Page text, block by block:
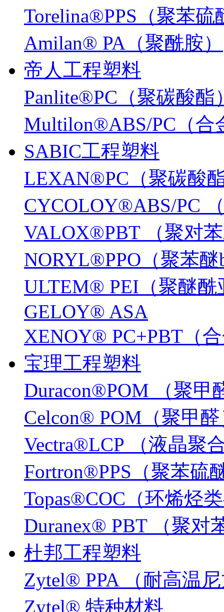
Torelina®PPS（聚苯硫
Amilan® PA（聚酰胺）
帝人工程塑料
Panlite®PC（聚碳酸酯
Multilon®ABS/PC（合
SABIC工程塑料
LEXAN®PC（聚碳酸
CYCOLOY®ABS/PC
VALOX®PBT （聚对
NORYL®PPO（聚苯醚
ULTEM® PEI（聚醚酰
GELOY® ASA
XENOY® PC+PBT（
宝理工程塑料
Duracon®POM （聚甲
Celcon® POM（聚甲
Vectra®LCP （液晶聚
Fortron®PPS（聚苯硫
Topas®COC（环烯烃
Duranex® PBT （聚对
杜邦工程塑料
Zytel® PPA （耐高温
Zytel® 特种材料